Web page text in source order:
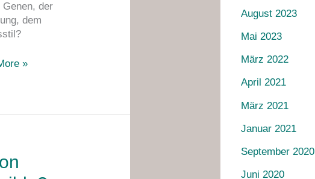
Genen, der
dem
»
August 2023
Mai 2023
März 2022
April 2021
März 2021
Januar 2021
September 2020
Juni 2020